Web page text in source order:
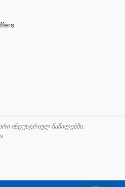
UNF ORFS
ინდუსტრიულ ნაწილებში.